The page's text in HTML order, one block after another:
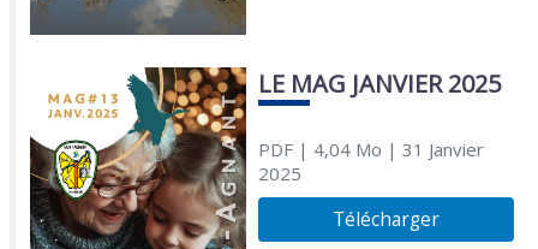
LE MAG JANVIER 2025
PDF| 4,04 Mo | 31 Janvier
2025
Télécharger